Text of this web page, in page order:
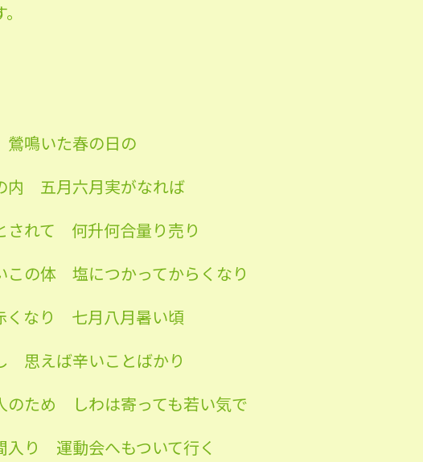
鳴いた春の日の
内 五月六月実がなれば
されて 何升何合量り売り
この体 塩につかってからくなり
くなり 七月八月暑い頃
思えば辛いことばかり
のため しわは寄っても若い気で
入り 運動会へもついて行く